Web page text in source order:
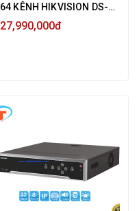
64 KÊNH HIKVISION DS-
9664NI-I8 ULTRA HD 4K
12MP, HỖ TRỢ 8 SATA HDD
27,990,000đ